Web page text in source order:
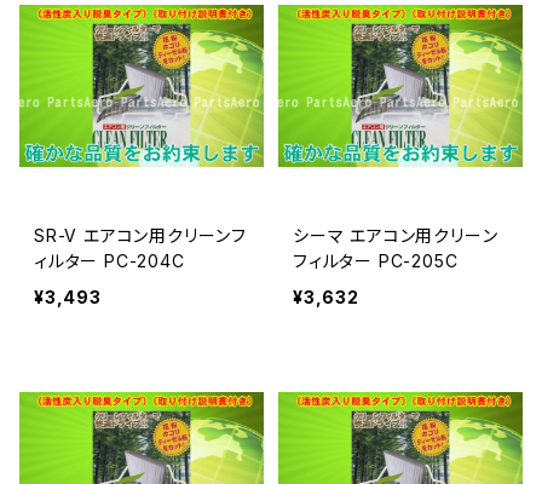
SR-V エアコン用クリーンフ
ィルター PC-204C
¥3,493
シーマ エアコン用クリーン
フィルター PC-205C
¥3,632